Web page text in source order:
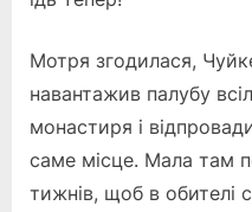
Мотря згодилася,
навантажив палубу
монастиря і
саме місце. Мала там
тижнів, щоб в обителі